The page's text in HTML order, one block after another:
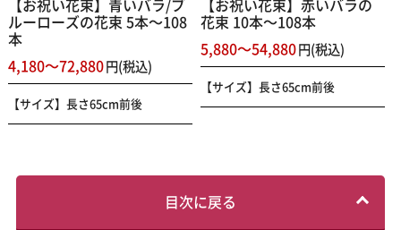
【お祝い花束】青いバラ/ブ
ルーローズの花束 5本～108
本
4,180～72,880円(税込)
【サイズ】長さ65cm前後
【お祝い花束】赤いバラの
花束 10本～108本
5,880～54,880円(税込)
【サイズ】長さ65cm前後
目次に戻る